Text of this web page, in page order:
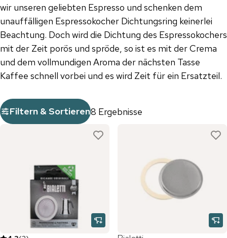
wir unseren geliebten Espresso und schenken dem
unauffälligen Espressokocher Dichtungsring keinerlei
Beachtung. Doch wird die Dichtung des Espressokochers
mit der Zeit porös und spröde, so ist es mit der Crema
und dem vollmundigen Aroma der nächsten Tasse
Kaffee schnell vorbei und es wird Zeit für ein Ersatzteil.
Filtern & Sortieren8 Ergebnisse